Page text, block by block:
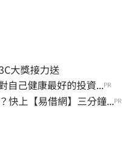
大獎接力送
自己健康最好的投資...PR
快上【易借網】三分鐘...PR